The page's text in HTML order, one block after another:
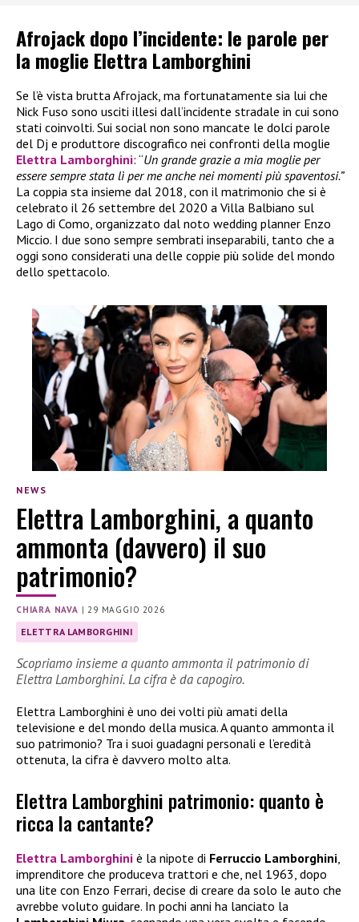
Afrojack dopo l’incidente: le parole per
la moglie Elettra Lamborghini
Se l’è vista brutta Afrojack, ma fortunatamente sia lui che
Nick Fuso sono usciti illesi dall’incidente stradale in cui sono
stati coinvolti. Sui social non sono mancate le dolci parole
del Dj e produttore discografico nei confronti della moglie
Elettra Lamborghini: “Un grande grazie a mia moglie per
essere sempre stata lì per me anche nei momenti più spaventosi.”
La coppia sta insieme dal 2018, con il matrimonio che si è
celebrato il 26 settembre del 2020 a Villa Balbiano sul
Lago di Como, organizzato dal noto wedding planner Enzo
Miccio. I due sono sempre sembrati inseparabili, tanto che a
oggi sono considerati una delle coppie più solide del mondo
dello spettacolo.
NEWS
Elettra Lamborghini, a quanto
ammonta (davvero) il suo
patrimonio?
CHIARA NAVA | 29 MAGGIO 2026
ELETTRA LAMBORGHINI
Scopriamo insieme a quanto ammonta il patrimonio di
Elettra Lamborghini. La cifra è da capogiro.
Elettra Lamborghini è uno dei volti più amati della
televisione e del mondo della musica. A quanto ammonta il
suo patrimonio? Tra i suoi guadagni personali e l’eredità
ottenuta, la cifra è davvero molto alta.
Elettra Lamborghini patrimonio: quanto è
ricca la cantante?
Elettra Lamborghini è la nipote di Ferruccio Lamborghini
imprenditore che produceva trattori e che, nel 1963, dopo
una lite con Enzo Ferrari, decise di creare da solo le auto che
avrebbe voluto guidare. In pochi anni ha lanciato la